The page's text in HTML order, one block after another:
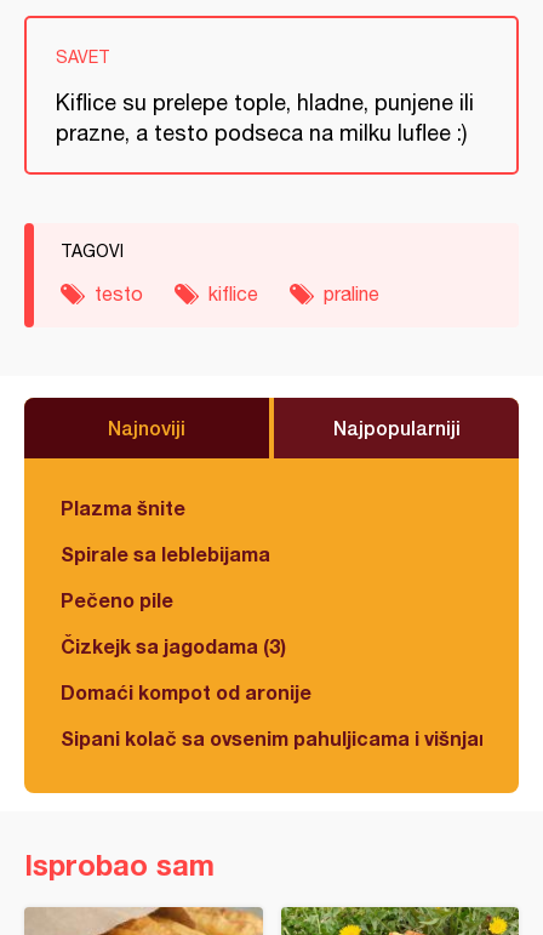
SAVET
Kiflice su prelepe tople, hladne, punjene ili
prazne, a testo podseca na milku luflee :)
TAGOVI
testo kiflice praline
Najnoviji Najpopularniji
Plazma šnite
Spirale sa leblebijama
Pečeno pile
Čizkejk sa jagodama (3)
Domaći kompot od aronije
Sipani kolač sa ovsenim pahuljicama i višnjama
Isprobao sam